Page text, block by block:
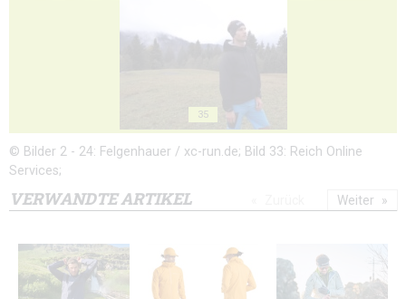
35
© Bilder 2 - 24: Felgenhauer / xc-run.de; Bild 33: Reich Online
Services;
VERWANDTE ARTIKEL Weiter